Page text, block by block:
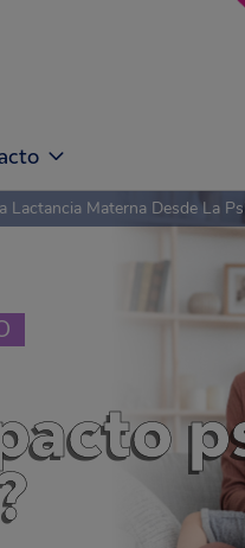
Lactancia Materna Desde La